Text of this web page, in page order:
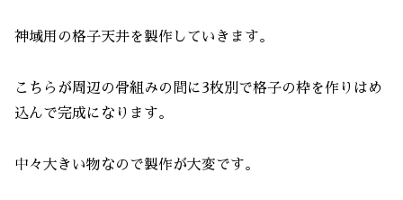
神域用の格子天井を製作していきます。
こちらが周辺の骨組みの間に3枚別で格子の枠を作りはめ
込んで完成になります。
中々大きい物なので製作が大変です。